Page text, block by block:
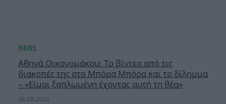
Αθηνά Οικονομάκου: Το βίντεο από τις
διακοπές της στο Μπόρα Μπόρα και το δίλημμα
– «Είμαι ξαπλωμένη έχοντας αυτή τη θέα»
06.08.2026